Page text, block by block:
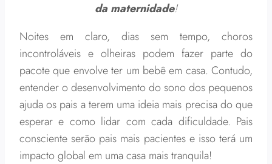
da maternidade!
Noites em claro, dias sem tempo, choros
incontroláveis e olheiras podem fazer parte do
pacote que envolve ter um bebê em casa. Contudo,
entender o desenvolvimento do sono dos pequenos
ajuda os pais a terem uma ideia mais precisa do que
esperar e como lidar com cada dificuldade. Pais
consciente serão pais mais pacientes e isso terá um
impacto global em uma casa mais tranquila!